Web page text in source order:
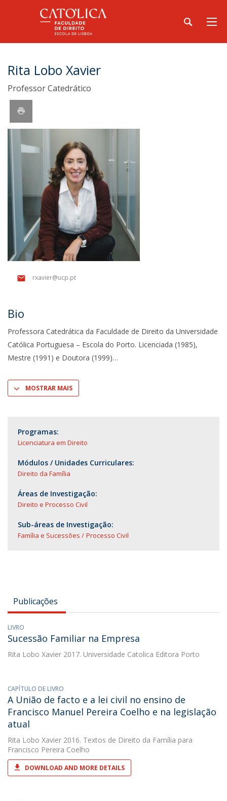
Rita Lobo Xavier
Professor Catedrático
rxavier@ucp.pt
Bio
Professora Catedrática da Faculdade de Direito da Universidade
Católica Portuguesa – Escola do Porto. Licenciada (1985),
Mestre (1991) e Doutora (1999)
MOSTRAR MAIS
Programas:
Licenciatura em Direito
Módulos / Unidades Curriculares:
Direito da Família
Áreas de Investigação:
Direito e Processo Civil
Sub-áreas de Investigação:
Família e Sucessões Processo Civil
Publicações
LIVRO
Sucessão Familiar na Empresa
Rita Lobo Xavier 2017. Universidade Catolica Editora Porto
CAPÍTULO DE LIVRO
A União de facto e a lei civil no ensino de
Francisco Manuel Pereira Coelho e na legislação
atual
Rita Lobo Xavier 2016. Textos de Direito da Família para
Francisco Pereira Coelho
DOWNLOAD AND MORE DETAILS